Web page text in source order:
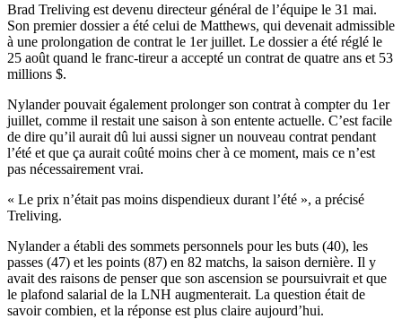
Brad Treliving est devenu directeur général de l’équipe le 31 mai.
Son premier dossier a été celui de Matthews, qui devenait admissible
à une prolongation de contrat le 1er juillet. Le dossier a été réglé le
25 août quand le franc-tireur a accepté un contrat de quatre ans et 53
millions $.
Nylander pouvait également prolonger son contrat à compter du 1er
juillet, comme il restait une saison à son entente actuelle. C’est facile
de dire qu’il aurait dû lui aussi signer un nouveau contrat pendant
l’été et que ça aurait coûté moins cher à ce moment, mais ce n’est
pas nécessairement vrai.
« Le prix n’était pas moins dispendieux durant l’été », a précisé
Treliving.
Nylander a établi des sommets personnels pour les buts (40), les
passes (47) et les points (87) en 82 matchs, la saison dernière. Il y
avait des raisons de penser que son ascension se poursuivrait et que
le plafond salarial de la LNH augmenterait. La question était de
savoir combien, et la réponse est plus claire aujourd’hui.